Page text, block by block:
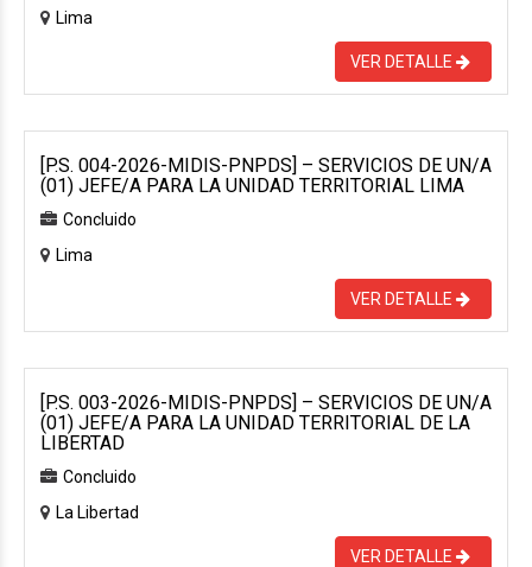
Lima
VER DETALLE
[P.S. 004-2026-MIDIS-PNPDS] – SERVICIOS DE UN/A
(01) JEFE/A PARA LA UNIDAD TERRITORIAL LIMA
Concluido
Lima
VER DETALLE
[P.S. 003-2026-MIDIS-PNPDS] – SERVICIOS DE UN/A
(01) JEFE/A PARA LA UNIDAD TERRITORIAL DE LA
LIBERTAD
Concluido
La Libertad
VER DETALLE